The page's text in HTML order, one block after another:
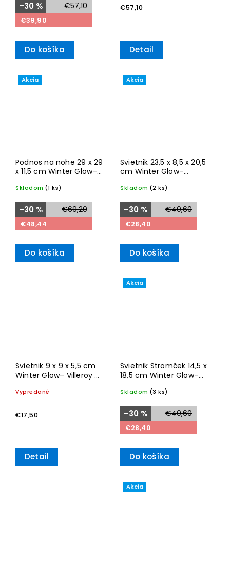
€57,10
–30 %
€39,90
Do košíka
€57,10
Detail
Akcia
Podnos na nohe 29 x 29
x 11,5 cm Winter Glow–
Skladom (1 ks)
€69,20
–30 %
€48,44
Do košíka
Akcia
Svietnik 23,5 x 8,5 x 20,5
cm Winter Glow–
Skladom (2 ks)
€40,60
–30 %
€28,40
Do košíka
Svietnik 9 x 9 x 5,5 cm
Winter Glow– Villeroy &
Vypredané
€17,50
Detail
Akcia
Svietnik Stromček 14,5 x
18,5 cm Winter Glow–
Skladom (3 ks)
€40,60
–30 %
€28,40
Do košíka
Akcia